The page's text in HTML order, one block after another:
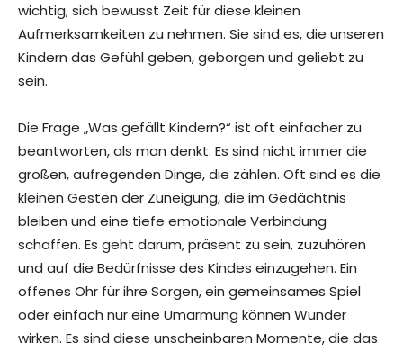
wichtig, sich bewusst Zeit für diese kleinen
Aufmerksamkeiten zu nehmen. Sie sind es, die unseren
Kindern das Gefühl geben, geborgen und geliebt zu
sein.
Die Frage „Was gefällt Kindern?“ ist oft einfacher zu
beantworten, als man denkt. Es sind nicht immer die
großen, aufregenden Dinge, die zählen. Oft sind es die
kleinen Gesten der Zuneigung, die im Gedächtnis
bleiben und eine tiefe emotionale Verbindung
schaffen. Es geht darum, präsent zu sein, zuzuhören
und auf die Bedürfnisse des Kindes einzugehen. Ein
offenes Ohr für ihre Sorgen, ein gemeinsames Spiel
oder einfach nur eine Umarmung können Wunder
wirken. Es sind diese unscheinbaren Momente, die das